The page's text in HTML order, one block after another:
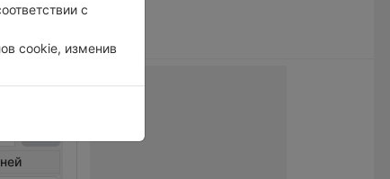
с
cookie, изменив